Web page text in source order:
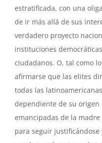
estratificada, con una
de ir más allá de sus
verdadero proyecto
instituciones
ciudadanos. O, tal como
afirmarse que las elites
todas las
dependiente de su origen
emancipadas de la
para seguir